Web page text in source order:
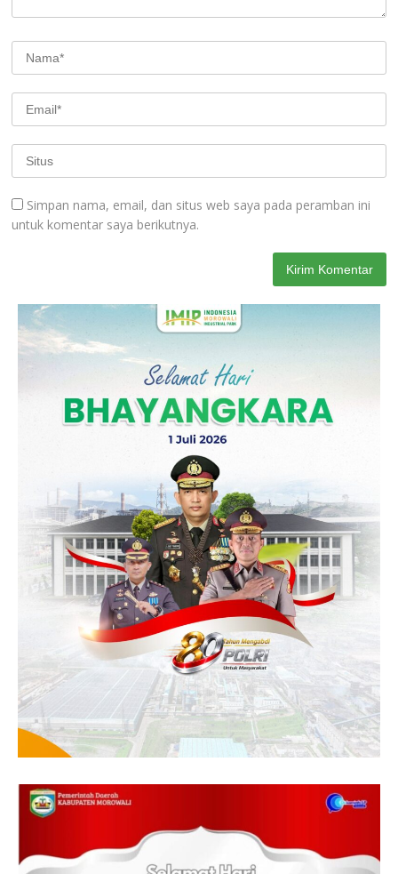
Simpan nama, email, dan situs web saya pada peramban ini
untuk komentar saya berikutnya.